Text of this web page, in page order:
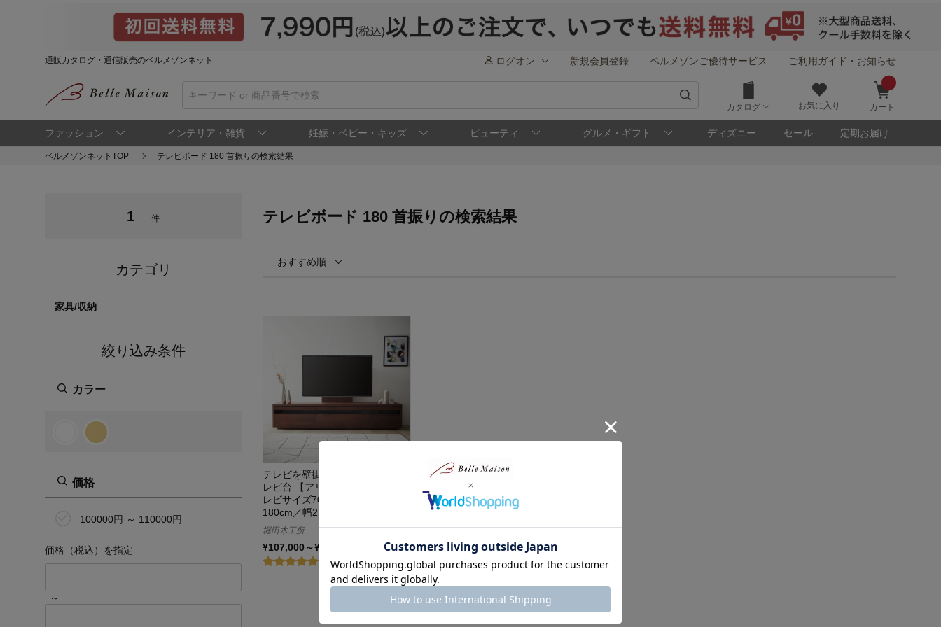
通販カタログ・通信販売のベルメゾンネット ログオン 新規会員登録 ベルメゾンご優待サービス ご利用ガイド・お知らせ
カタログ お気に入り カート
ファッション インテリア・雑貨 妊娠・ベビー・キッズ ビューティ グルメ・ギフト ディズニー セール 定期お届け
ベルメゾンネットTOP テレビボード 180 首振りの検索結果
1 件
カテゴリ
家具/収納
絞り込み条件
カラー
価格
100000円 ～ 110000円
価格（税込）を指定
～
テレビボード 180 首振りの検索結果
おすすめ順
テレビを壁掛けにも設置出来るテ
レビ台 【アリエ -ALLIER-】＜テ
レビサイズ70インチ対応＞＜幅
180cm／幅210cm＞
堀田木工所
¥107,000～¥184,000
（税込）
(1)